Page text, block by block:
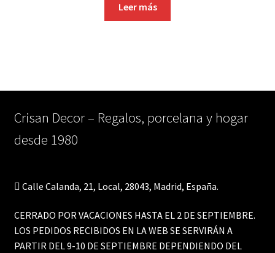
Leer más
Crisan Decor – Regalos, porcelana y hogar
desde 1980
Calle Calanda, 21, Local, 28043, Madrid, España.
CERRADO POR VACACIONES HASTA EL 2 DE SEPTIEMBRE.
LOS PEDIDOS RECIBIDOS EN LA WEB SE SERVIRÁN A
PARTIR DEL 9-10 DE SEPTIEMBRE DEPENDIENDO DEL